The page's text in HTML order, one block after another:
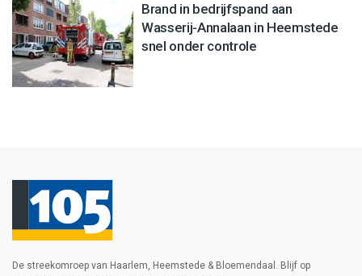
Brand in bedrijfspand aan
Wasserij-Annalaan in Heemstede
snel onder controle
De streekomroep van Haarlem, Heemstede & Bloemendaal. Blijf op